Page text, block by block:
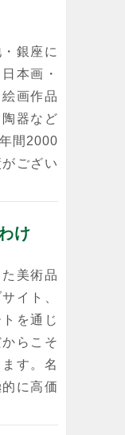
銀座に
本画・
画作品
器など
間2000
ござい
け
美術品
イト、
を通じ
らこそ
す。名
に高価